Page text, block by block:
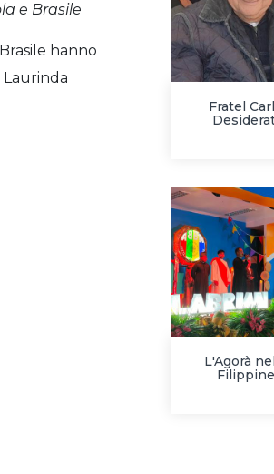
e Brasile
hanno
Laurinda
Fratel
L'Agorà
Filippine